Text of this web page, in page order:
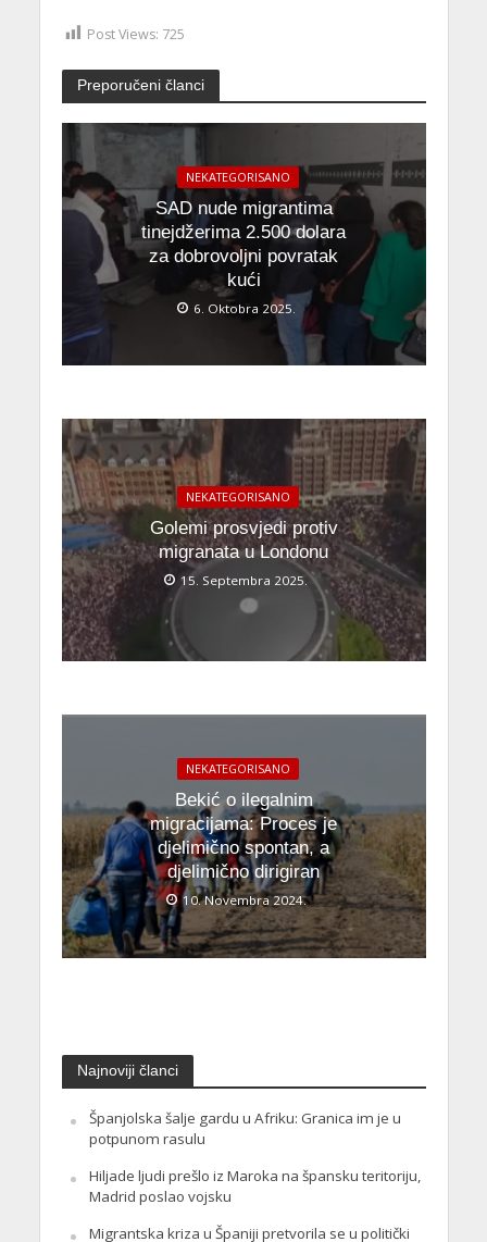
Post Views: 725
Preporučeni članci
NEKATEGORISANO
SAD nude migrantima
tinejdžerima 2.500 dolara
za dobrovoljni povratak
kući
6. Oktobra 2025.
NEKATEGORISANO
Golemi prosvjedi protiv
migranata u Londonu
15. Septembra 2025.
NEKATEGORISANO
Bekić o ilegalnim
migracijama: Proces je
djelimično spontan, a
djelimično dirigiran
10. Novembra 2024.
Najnoviji članci
Španjolska šalje gardu u Afriku: Granica im je u
potpunom rasulu
Hiljade ljudi prešlo iz Maroka na špansku teritoriju,
Madrid poslao vojsku
Migrantska kriza u Španiji pretvorila se u politički